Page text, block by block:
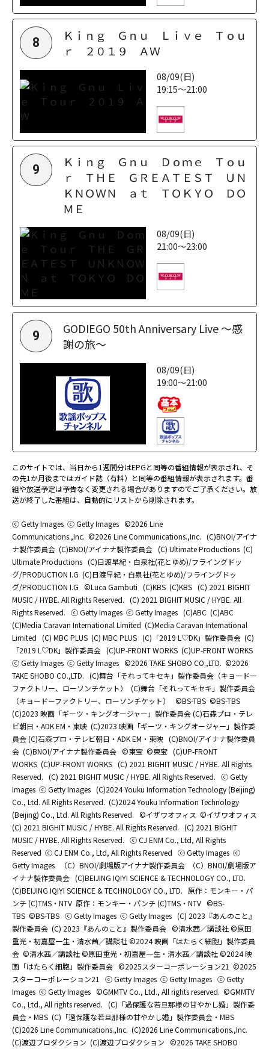
8
Ｋｉｎｇ Ｇｎｕ Ｌｉｖｅ Ｔｏｕ
ｒ ２０１９ ＡＷ
08/09(日)
19:15～21:00
9
Ｋｉｎｇ Ｇｎｕ Ｄｏｍｅ Ｔｏｕ
ｒ ＴＨＥ ＧＲＥＡＴＥＳＴ ＵＮ
ＫＮＯＷＮ ａｔ ＴＯＫＹＯ ＤＯ
ＭＥ
08/09(日)
21:00～23:00
9
GODIEGO 50th Anniversary Live ～感
謝の旅～
08/09(日)
19:00～21:00
このサイトでは、当日から1週間分はEPGと同等の番組情報が表示され、そ
の先1か月後まではガイド誌（有料）と同等の番組情報が表示されます。番
組や放送予定は予告なく変更される場合がありますのでご了承ください。放
送が終了した番組は、自動的にリストから削除されます。
ⓒ Getty Images ⓒ Getty Images ©2026 Line
Communications.,Inc. ©2026 Line Communications.,Inc. (C)BNOI/アイナ
ナ製作委員会 (C)BNOI/アイナナ製作委員会 (C) Ultimate Productions (C)
Ultimate Productions (C)日渡早紀・白泉社(花とゆめ)/フライングドッ
グ/PRODUCTION I.G (C)日渡早紀・白泉社(花とゆめ)/フライングドッ
グ/PRODUCTION I.G ©Luca Gambuti (C)KBS (C)KBS (C) 2021 BIGHIT
MUSIC / HYBE. All Rights Reserved. (C) 2021 BIGHIT MUSIC / HYBE. All
Rights Reserved. ⓒ Getty Images ⓒ Getty Images (C)ABC (C)ABC
(C)Media Caravan International Limited (C)Media Caravan International
Limited (C) MBC PLUS (C) MBC PLUS (C)「2019 L♡DK」製作委員会 (C)
「2019 L♡DK」製作委員会 (C)UP-FRONT WORKS (C)UP-FRONT WORKS
ⓒ Getty Images ⓒ Getty Images ©2026 TAKE SHOBO CO.,LTD. ©2026
TAKE SHOBO CO.,LTD. (C)舞台「それってキセキ」製作委員会（キョードー
ファクトリー、ローソンチケット）
(C)舞台「それってキセキ」製作委員会
（キョードーファクトリー、ローソンチケット）
©BS-TBS ©BS-TBS
(C)2023 映画「ギーツ・キングオージャー」製作委員会 (C)石森プロ・テレ
ビ朝日・ADK EM・東映 (C)2023 映画「ギーツ・キングオージャー」製作委
員会 (C)石森プロ・テレビ朝日・ADK EM・東映 (C)BNOI/アイナナ製作委員
会 (C)BNOI/アイナナ製作委員会 ©東宝 ©東宝 (C)UP-FRONT
WORKS (C)UP-FRONT WORKS (C) 2021 BIGHIT MUSIC / HYBE. All Rights
Reserved. (C) 2021 BIGHIT MUSIC / HYBE. All Rights Reserved. ⓒ Getty
Images ⓒ Getty Images (C)2024 Youku Information Technology (Beijing)
Co., Ltd. All Rights Reserved. (C)2024 Youku Information Technology
(Beijing) Co., Ltd. All Rights Reserved. ©イザワオフィス ©イザワオフィス
(C) 2021 BIGHIT MUSIC / HYBE. All Rights Reserved. (C) 2021 BIGHIT
MUSIC / HYBE. All Rights Reserved. ⓒ CJ ENM Co., Ltd, All Rights
Reserved ⓒ CJ ENM Co., Ltd, All Rights Reserved ⓒ Getty Images ⓒ
Getty Images
（C）BNOI/劇場版アイナナ製作委員会
（C）BNOI/劇場版ア
イナナ製作委員会 (C)BEIJING IQIYI SCIENCE & TECHNOLOGY CO., LTD.
(C)BEIJING IQIYI SCIENCE & TECHNOLOGY CO., LTD.
原作：モンキー・パ
ンチ (C)TMS・NTV 原作：モンキー・パンチ (C)TMS・NTV ©BS-
TBS ©BS-TBS ⓒ Getty Images ⓒ Getty Images (C) 2023『あんのこと』
製作委員会 (C) 2023『あんのこと』製作委員会 ©清水茜／講談社 ©原田
重光・初嘉屋一生・清水茜／講談社 ©2024 映画「はたらく細胞」製作委員
会 ©清水茜／講談社 ©原田重光・初嘉屋一生・清水茜／講談社 ©2024 映
画「はたらく細胞」製作委員会 ©2025スターコーポレーション21 ©2025
スターコーポレーション21
ⓒ Getty Images ⓒ Getty Images ⓒ Getty
Images ⓒ Getty Images ©GMMTV Co., Ltd., All rights reserved. ©GMMTV
Co., Ltd., All rights reserved. (C)「過保護な若旦那様の甘やかし婚」製作委
員会・MBS (C)「過保護な若旦那様の甘やかし婚」製作委員会・MBS
(C)2026 Line Communications.,Inc. (C)2026 Line Communications.,Inc.
(C)渡辺プロダクション (C)渡辺プロダクション ©2026 TAKE SHOBO